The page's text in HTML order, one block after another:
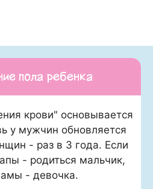
пола ребенка
крови" основывается
у мужчин обновляется
- раз в 3 года. Если
- родиться мальчик,
- девочка.